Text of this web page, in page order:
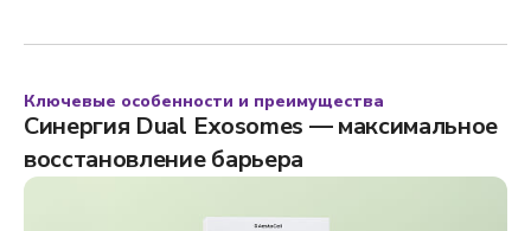
Ключевые особенности и преимущества
Синергия Dual Exosomes — максимальное
восстановление барьера